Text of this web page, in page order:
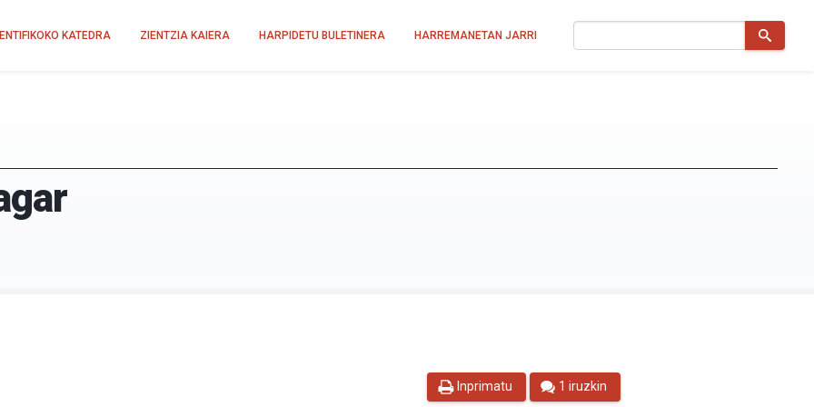
KATEDRA ZIENTZIA KAIERA HARPIDETU BULETINERA HARREMANETAN JARRI
Inprimatu 1 iruzkin